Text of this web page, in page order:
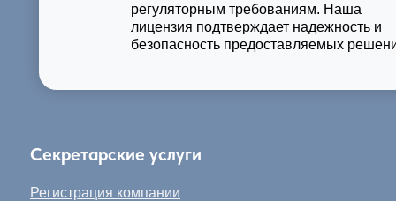
регуляторным требованиям. Наша
лицензия подтверждает надежность и
безопасность предоставляемых
Секретарские услуги
Регистрация компании